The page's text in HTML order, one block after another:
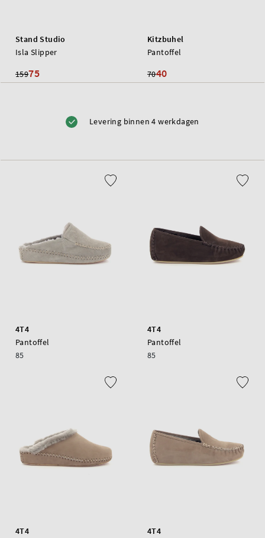
Stand Studio
Isla Slipper
15975
Kitzbuhel
Pantoffel
7040
4T4
Pantoffel
85
4T4
Pantoffel
85
4T4 4T4
Levering binnen 4 werkdagen